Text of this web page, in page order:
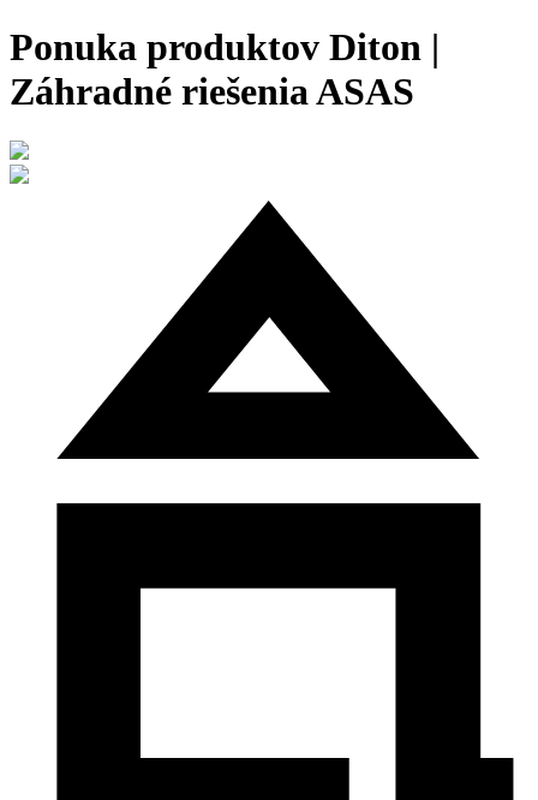
Ponuka produktov Diton |
Záhradné riešenia ASAS